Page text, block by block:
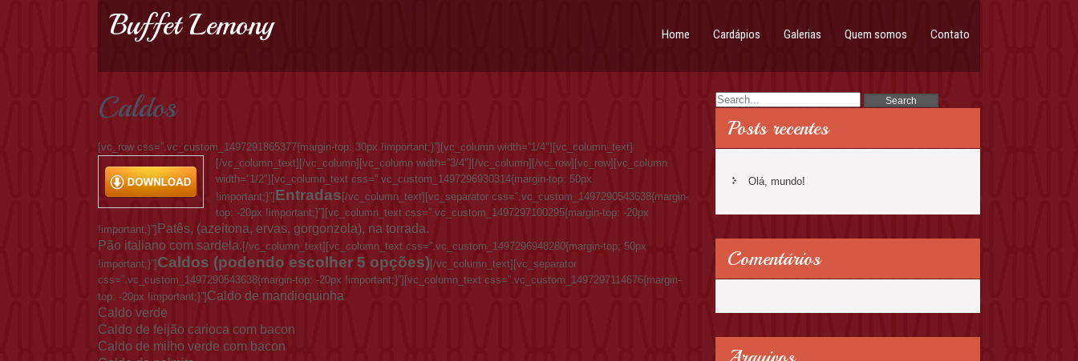
Buffet Lemony Home Cardápios Galerias Quem somos Contato
Caldos
[vc_row css=”.vc_custom_1497291865377{margin-top: 30px !important;}”][vc_column width=”1/4″][vc_column_text]
[/vc_column_text][/vc_column][vc_column width=”3/4″][/vc_column][/vc_row][vc_row][vc_column
width=”1/2″][vc_column_text css=”.vc_custom_1497296930314{margin-top: 50px
!important;}”] Entradas [/vc_column_text][vc_separator css=”.vc_custom_1497290543638{margin-
top: -20px !important;}”][vc_column_text css=”.vc_custom_1497297100295{margin-top: -20px
!important;}”] Patês, (azeitona, ervas, gorgonzola), na torrada.
Pão italiano com sardela. [/vc_column_text][vc_column_text css=”.vc_custom_1497296948280{margin-top: 50px
!important;}”] Caldos (podendo escolher 5 opções)[/vc_column_text][vc_separator
css=”.vc_custom_1497290543638{margin-top: -20px !important;}”][vc_column_text css=”.vc_custom_1497297114676{margin-
top: -20px !important;}”] Caldo de mandioquinha
Caldo verde
Caldo de feijão carioca com bacon
Caldo de milho verde com bacon
Posts recentes
Olá, mundo!
Comentários